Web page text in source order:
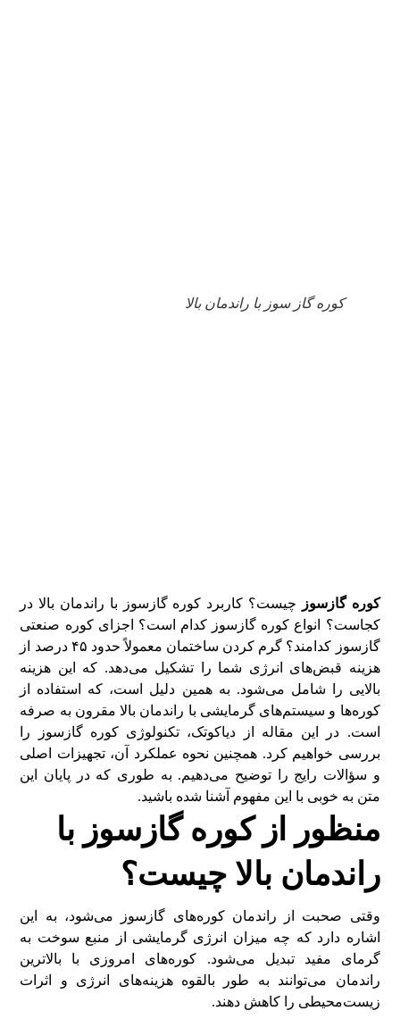
کوره گاز سوز با راندمان بالا
کوره گازسوز
چیست؟ کاربرد کوره گازسوز با راندمان بالا در
کجاست؟ انواع کوره گازسوز کدام است؟ اجزای کوره صنعتی
گازسوز کدامند؟ گرم کردن ساختمان معمولاً حدود ۴۵ درصد از
هزینه قبض‌های انرژی شما را تشکیل می‌دهد. که این هزینه
بالایی را شامل می‌شود. به همین دلیل است، که استفاده از
کوره‌ها و سیستم‌های گرمایشی با راندمان بالا مقرون به صرفه
است. در این مقاله از دیاکوتک، تکنولوژی کوره گازسوز را
بررسی خواهیم کرد. همچنین نحوه عملکرد آن، تجهیزات اصلی
و سؤالات رایج را توضیح می‌دهیم. به طوری که در پایان این
متن به خوبی با این مفهوم آشنا شده باشید.
منظور از کوره گازسوز با
راندمان بالا چیست؟
وقتی صحبت از راندمان کوره‌های گازسوز می‌شود، به این
اشاره دارد که چه میزان انرژی گرمایشی از منبع سوخت به
گرمای مفید تبدیل می‌شود. کوره‌های امروزی با بالاترین
راندمان می‌توانند به طور بالقوه هزینه‌های انرژی و اثرات
زیست‌محیطی را کاهش دهند.